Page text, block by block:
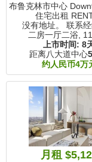
布鲁克林市中心
住宅出租
没有地址。 联系经
二房一厅二浴,
上市时间: 8
距离八大道中心5
约人民币4万
月租